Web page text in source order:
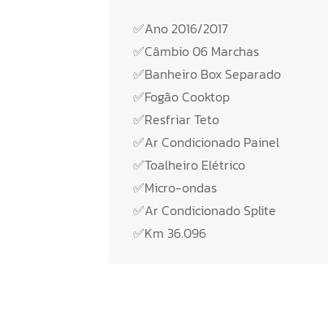
✅Ano 2016/2017
✅Câmbio 06 Marchas
✅Banheiro Box Separado
✅Fogão Cooktop
✅Resfriar Teto
✅Ar Condicionado Painel
✅Toalheiro Elétrico
✅Micro-ondas
✅Ar Condicionado Splite
✅Km 36.096